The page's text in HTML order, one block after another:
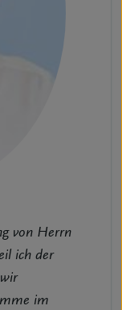
von Herrn
ich der
im